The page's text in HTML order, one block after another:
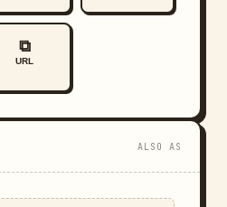
⧉
URL
ALSO AS